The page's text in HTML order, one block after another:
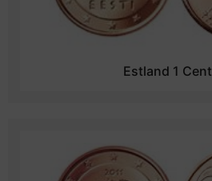
Estland 1 Cent